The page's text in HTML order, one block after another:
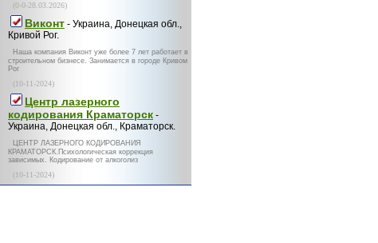
(0-0-28.03.2026)
Виконт - Украина, Донецкая обл.,
Кривой Рог.
Наша компания Виконт уже более 7 лет работает в
строительном бизнесе. Занимается в городе Кривом
Рог
(10-11-2024)
Центр лазерного
кодирования Краматорск -
Украина, Донецкая обл., Краматорск.
ЦЕНТР ЛАЗЕРНОГО КОДИРОВАНИЯ
КРАМАТОРСК.Психологическая коррекция
зависимых. Кодирование от алкоголиз
(10-11-2024)